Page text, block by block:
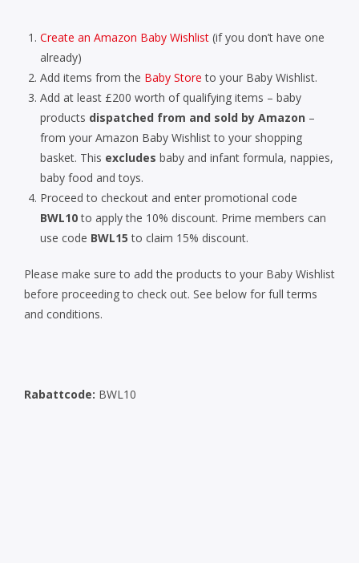
Create an Amazon Baby Wishlist (if you don’t have one
already)
Add items from the Baby Store to your Baby Wishlist.
Add at least £200 worth of qualifying items – baby
products dispatched from and sold by Amazon –
from your Amazon Baby Wishlist to your shopping
basket. This excludes baby and infant formula, nappies,
baby food and toys.
Proceed to checkout and enter promotional code
BWL10to apply the 10% discount. Prime members can
use code BWL15 to claim 15% discount.
Please make sure to add the products to your Baby Wishlist
before proceeding to check out. See below for full terms
and conditions.
Rabattcode: BWL10